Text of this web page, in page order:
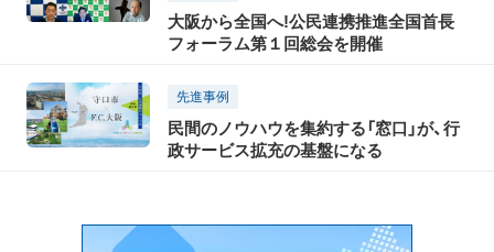
大阪から全国へ!公民連携推進全国首長
フォーラム第１回総会を開催
先進事例
民間のノウハウを集約する「窓口」が、行
政サービス拡充の基盤になる